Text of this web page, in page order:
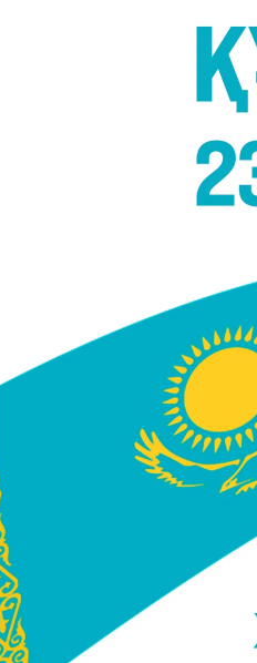
сөйлесе,
атына заты сай.
мақсат қойған.
келді. Сол жақтан
болып өсуіне анасымен
Мәуленов.
Олардан кейін Іңкәр
- ел Президентімен